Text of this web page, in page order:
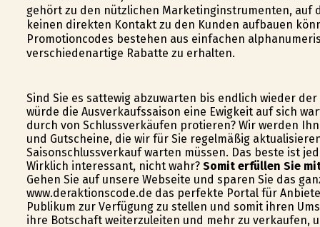
gehört zu den nützlichen Marketinginstrumenten, auf
keinen direkten Kontakt zu den Kunden aufbauen
Promotioncodes bestehen aus einfachen
verschiedenartige Rabatte zu erhalten.
Sind Sie es sattewig abzuwarten bis endlich wieder
würde die Ausverkaufssaison eine Ewigkeit auf sich
durch von Schlussverkäufen profitieren? Wir werden
und Gutscheine, die wir für Sie regelmäßig
Saisonschlussverkauf warten müssen. Das beste ist
Wirklich interessant, nicht wahr? Somit erfüllen Sie
Gehen Sie auf unsere Webseite und sparen Sie das
www.deraktionscode.de das perfekte Portal für
Publikum zur Verfügung zu stellen und somit ihren
ihre Botschaft weiterzuleiten und mehr zu verkaufen,